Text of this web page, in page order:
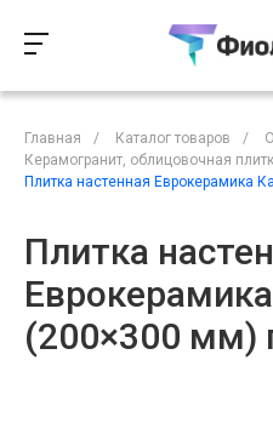
Главная / Каталог товаров /
Керамогранит, облицовочная
Плитка настенная Еврокерамика
Плитка
(200×300 мм)